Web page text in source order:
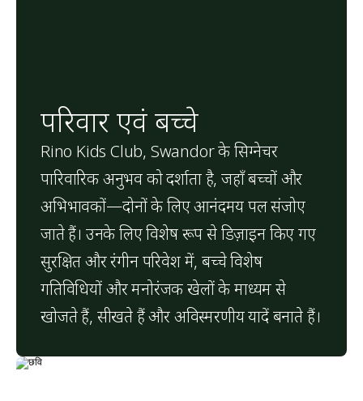
परिवार एवं बच्चे
Rino Kids Club, Swandor के सिग्नेचर
पारिवारिक अनुभव को दर्शाता है, जहाँ बच्चों और
अभिभावकों—दोनों के लिए आनंदमय पल संजोए
जाते हैं। उनके लिए विशेष रूप से डिज़ाइन किए गए
सुरक्षित और रंगीन परिवेश में, बच्चे विशेष
गतिविधियों और मनोरंजक खेलों के माध्यम से
खोजते हैं, सीखते हैं और अविस्मरणीय यादें बनाते हैं।